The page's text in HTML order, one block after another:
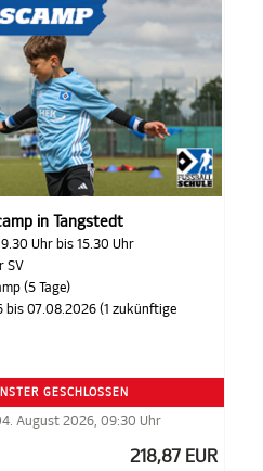
in Tangstedt
Uhr bis 15.30 Uhr
SV
(5 Tage)
bis 07.08.2026 (1 zukünftige
GESCHLOSSEN
August 2026, 09:30 Uhr
218,87 EUR